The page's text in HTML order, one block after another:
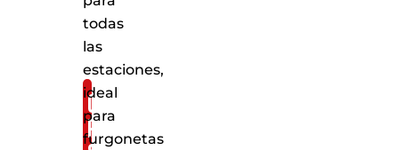
Consíguelo
por
todas
las
estaciones,
ideal
para
furgonetas